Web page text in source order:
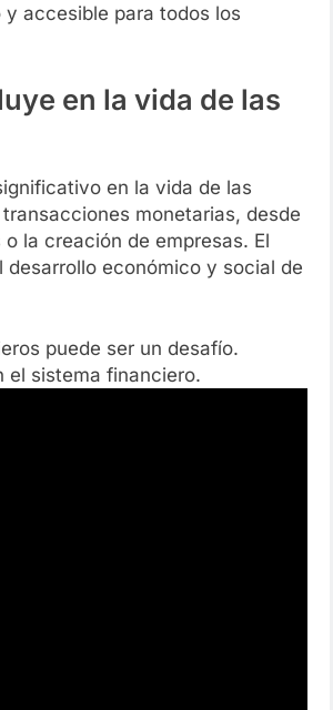
accesible para todos los
en la vida de las
en la vida de las
monetarias, desde
la creación de empresas. El
económico y social de
puede ser un desafío.
el sistema financiero.